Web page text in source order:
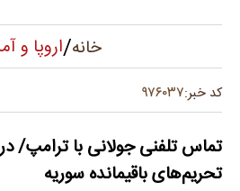
خانه/اروپا و
کد خبر:۹۷۶۰۳۷
تماس تلفنی جولانی با ترامپ/
تحریم‌های باقیمانده سوریه